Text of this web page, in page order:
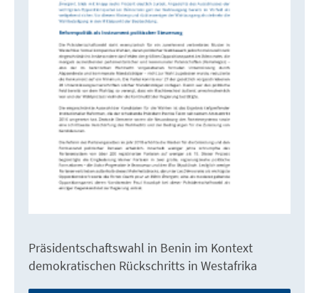
Präsidentschaftswahl in Benin im Kontext
demokratischen Rückschritts in Westafrika